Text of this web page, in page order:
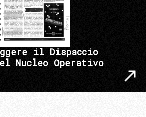
il Dispaccio
Nucleo Operativo